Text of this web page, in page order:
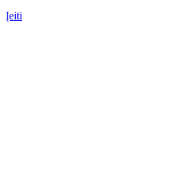
Įeiti